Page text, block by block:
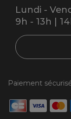
Lundi -
9h - 13h |
Paiement